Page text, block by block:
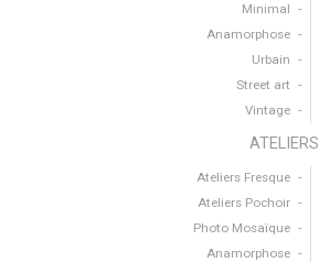
Minimal
Anamorphose
Urbain
Street art
Vintage
ATELIERS
Ateliers Fresque
Ateliers Pochoir
Photo Mosaïque
Anamorphose